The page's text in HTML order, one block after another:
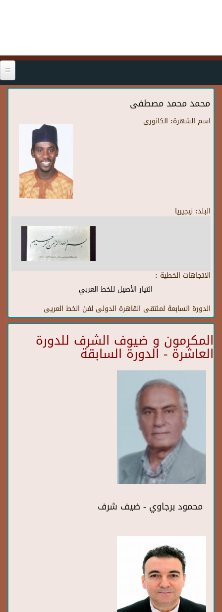
محمد محمد مصطفى
اسم الشهرة: الكانورى
البلد: نيجيريا
الاتجاهات الخطية :
التيار الأصيل للخط العربي
الدورة السابعة لملتقى القاهرة الدولى لفن الخط العريى
المكرمون و ضيوف الشرف للدورة
العاشرة - الدورة السابقة
محمود برجاوي - ضيف شرف